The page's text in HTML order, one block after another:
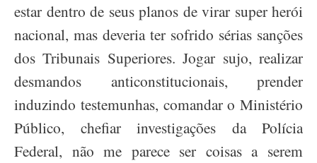
estar dentro de seus planos de virar super herói
nacional, mas deveria ter sofrido sérias sanções
dos Tribunais Superiores. Jogar sujo, realizar
desmandos anticonstitucionais, prender
induzindo testemunhas, comandar o Ministério
Público, chefiar investigações da Polícia
Federal, não me parece ser coisas a serem